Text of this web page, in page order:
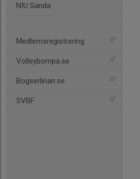
NIU Sanda
Medlemsregistrering
Volleybompa.se
Bogserlinan.se
SVBF